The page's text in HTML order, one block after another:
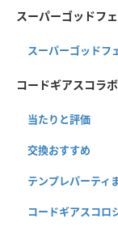
スーパーゴッドフ
スーパーゴッドフ
コードギアスコラボ
当たりと評価
交換おすすめ
テンプレパーティ
コードギアスコロ